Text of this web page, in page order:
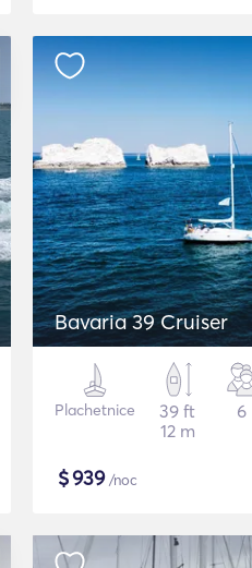
Bavaria 39 Cruiser
Plachetnice
39 ft
12 m
6
$939/noc